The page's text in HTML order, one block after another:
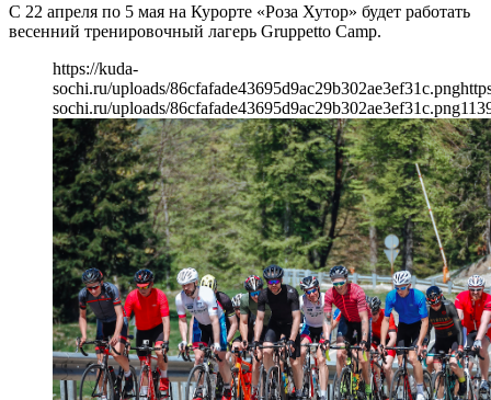
С 22 апреля по 5 мая на Курорте «Роза Хутор» будет работать
весенний тренировочный лагерь Gruppetto Camp.
https://kuda-
sochi.ru/uploads/86cfafade43695d9ac29b302ae3ef31c.png
sochi.ru/uploads/86cfafade43695d9ac29b302ae3ef31c.png